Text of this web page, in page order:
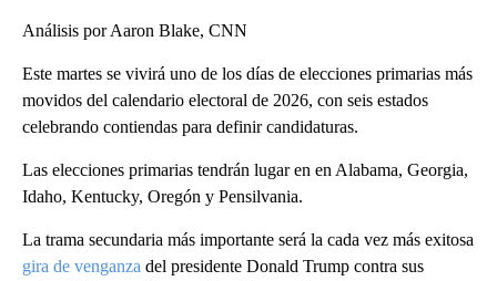
Análisis por Aaron Blake, CNN
Este martes se vivirá uno de los días de elecciones primarias más
movidos del calendario electoral de 2026, con seis estados
celebrando contiendas para definir candidaturas.
Las elecciones primarias tendrán lugar en en Alabama, Georgia,
Idaho, Kentucky, Oregón y Pensilvania.
La trama secundaria más importante será la cada vez más exitosa
gira de venganza del presidente Donald Trump contra sus